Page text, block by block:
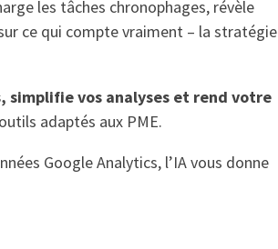
les tâches chronophages, révèle
ce qui compte vraiment – la stratégie
simplifie vos analyses et rend votre
adaptés aux PME.
Google Analytics, l’IA vous donne